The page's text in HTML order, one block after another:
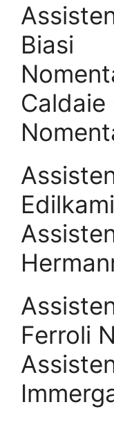
Biasi
Caldaie
Ferroli